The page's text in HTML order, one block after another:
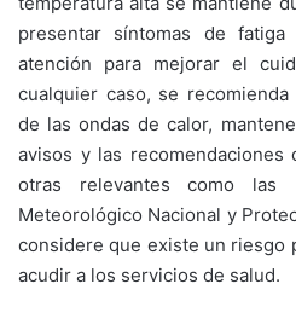
presentar síntomas de
atención para mejorar el
cualquier caso, se
de las ondas de calor,
avisos y las
otras relevantes como las
Meteorológico Nacional y
considere que existe un riesgo
acudir a los servicios de salud.